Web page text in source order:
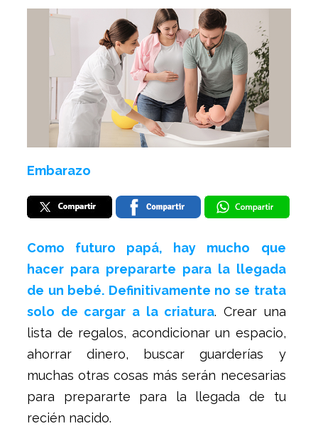
Embarazo
Como futuro papá, hay mucho que
hacer para prepararte para la llegada
de un bebé. Definitivamente no se trata
solo de cargar a la criatura. Crear una
lista de regalos, acondicionar un espacio,
ahorrar dinero, buscar guarderías y
muchas otras cosas más serán necesarias
para prepararte para la llegada de tu
recién nacido.